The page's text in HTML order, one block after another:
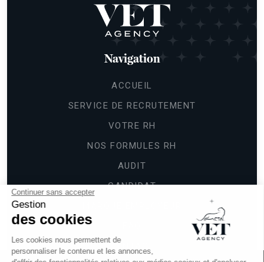
Continuer sans accepter
Gestion
des cookies
Les cookies nous permettent de
personnaliser le contenu et les annonces,
Navigation
ACCUEIL
SERVICE DE RECRUTEMENT
VOTRE RH
NOS FORMULES RH
AUDIT
CANDIDAT
CONTACT